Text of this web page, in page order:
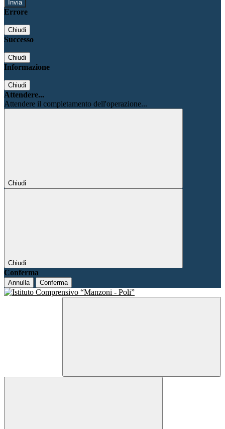
Errore
Chiudi
Successo
Chiudi
Informazione
Chiudi
Attendere...
Attendere il completamento dell'operazione...
Chiudi
Chiudi
Conferma
Annulla Conferma